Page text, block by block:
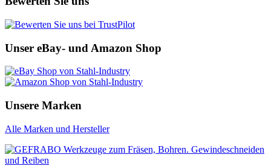
Unser eBay- und Amazon Shop
Unsere Marken
Alle Marken und Hersteller